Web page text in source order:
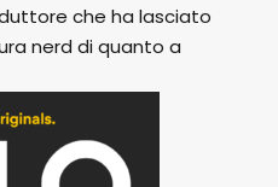
che ha lasciato
nerd di quanto a